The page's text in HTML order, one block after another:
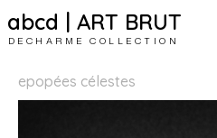
abcd | ART BRUT
DECHARME COLLECTION
epopées célestes